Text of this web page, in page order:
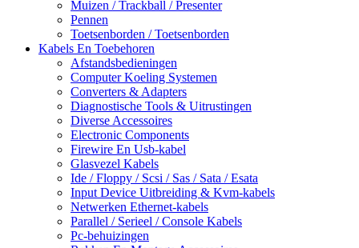
Muizen / Trackball / Presenter
Pennen
Toetsenborden / Toetsenborden
Kabels En Toebehoren
Afstandsbedieningen
Computer Koeling Systemen
Converters & Adapters
Diagnostische Tools & Uitrustingen
Diverse Accessoires
Electronic Components
Firewire En Usb-kabel
Glasvezel Kabels
Ide / Floppy / Scsi / Sas / Sata / Esata
Input Device Uitbreiding & Kvm-kabels
Netwerken Ethernet-kabels
Parallel / Serieel / Console Kabels
Pc-behuizingen